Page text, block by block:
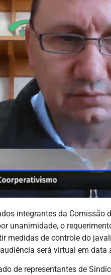
integrantes da Comissão
unanimidade, o
medidas de controle do
será virtual em data
de representantes de